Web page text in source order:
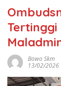
Tertinggi
Bowo Skm
13/02/2026